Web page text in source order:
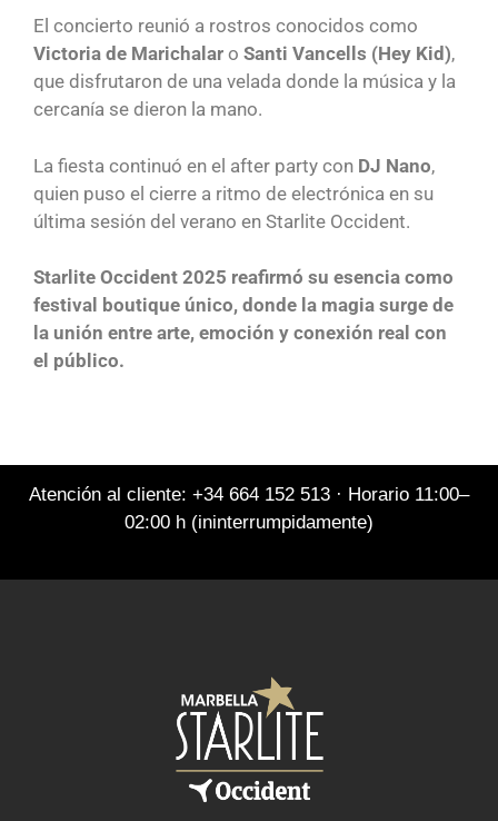
El concierto reunió a rostros conocidos como
Victoria de Marichalar o Santi Vancells (Hey Kid),
que disfrutaron de una velada donde la música y la
cercanía se dieron la mano.
La fiesta continuó en el after party con DJ Nano,
quien puso el cierre a ritmo de electrónica en su
última sesión del verano en Starlite Occident.
Starlite Occident 2025 reafirmó su esencia como
festival boutique único, donde la magia surge de
la unión entre arte, emoción y conexión real con
el público.
Atención al cliente: +34 664 152 513 · Horario 11:00–
02:00 h (ininterrumpidamente)